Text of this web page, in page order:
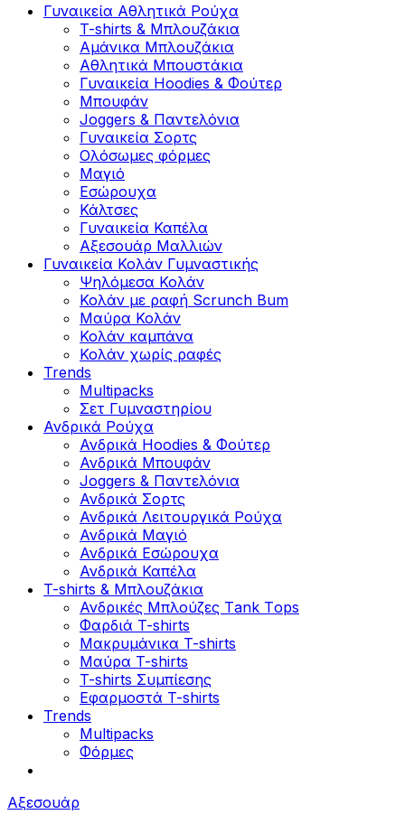
Γυναικεία Αθλητικά Ρούχα
T-shirts & Μπλουζάκια
Αμάνικα Μπλουζάκια
Aθλητικά Μπουστάκια
Γυναικεία Hoodies & Φούτερ
Μπουφάν
Joggers & Παντελόνια
Γυναικεία Σορτς
Ολόσωμες φόρμες
Μαγιό
Εσώρουχα
Κάλτσες
Γυναικεία Καπέλα
Αξεσουάρ Μαλλιών
Γυναικεία Κολάν Γυμναστικής
Ψηλόμεσα Κολάν
Κολάν με ραφή Scrunch Bum
Μαύρα Κολάν
Κολάν καμπάνα
Κολάν χωρίς ραφές
Trends
Multipacks
Σετ Γυμναστηρίου
Ανδρικά Ρούχα
Ανδρικά Hoodies & Φούτερ
Ανδρικά Μπουφάν
Joggers & Παντελόνια
Ανδρικά Σορτς
Ανδρικά Λειτουργικά Ρούχα
Ανδρικά Μαγιό
Ανδρικά Εσώρουχα
Ανδρικά Καπέλα
T-shirts & Μπλουζάκια
Ανδρικές Mπλούζες Τank Τops
Φαρδιά T-shirts
Μακρυμάνικα T-shirts
Μαύρα T-shirts
T-shirts Συμπίεσης
Εφαρμοστά T-shirts
Trends
Multipacks
Φόρμες
Αξεσουάρ